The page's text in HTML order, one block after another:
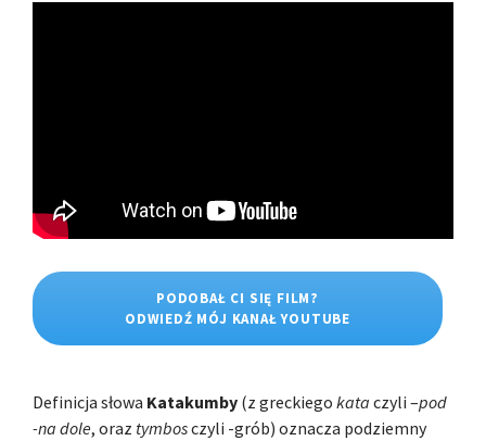
PODOBAŁ CI SIĘ FILM?
ODWIEDŹ MÓJ KANAŁ YOUTUBE
Definicja słowa Katakumby (z greckiego kata czyli –pod
-na dole, oraz tymbosczyli -grób) oznacza podziemny